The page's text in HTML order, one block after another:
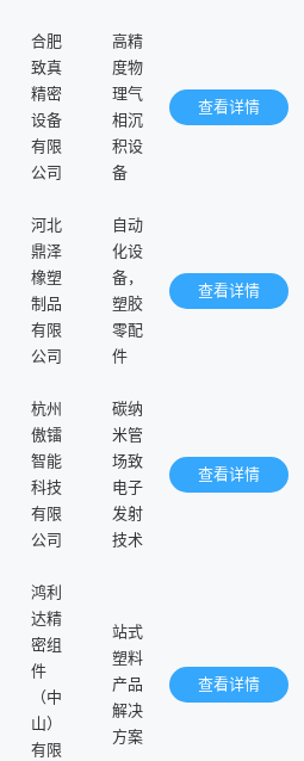
合肥
致真
精密
设备
有限
公司
高精
度物
理气
相沉
积设
备
查看详情
河北
鼎泽
橡塑
制品
有限
公司
自动
化设
备，
塑胶
零配
件
查看详情
杭州
傲镭
智能
科技
有限
公司
碳纳
米管
场致
电子
发射
技术
查看详情
鸿利
达精
密组
件
（中
山）
有限
站式
塑料
产品
解决
方案
查看详情